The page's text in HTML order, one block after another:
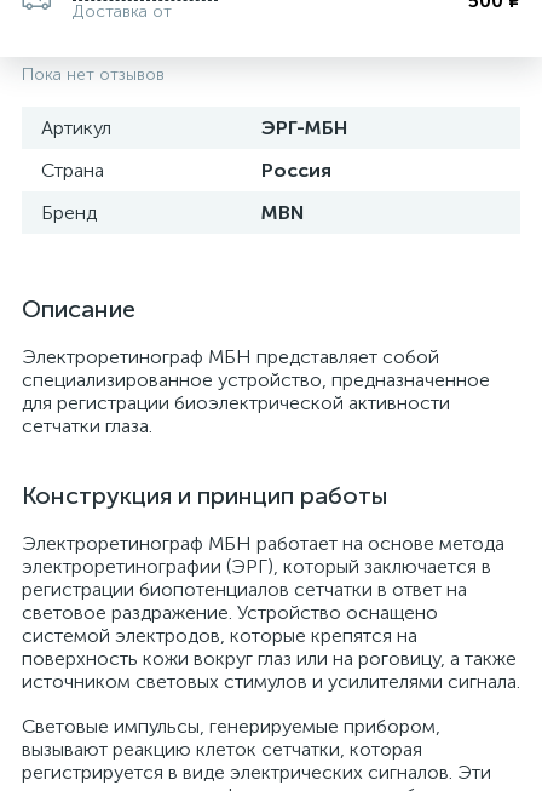
Доставка от
Пока нет отзывов
Артикул
ЭРГ-МБН
Страна
Россия
Бренд
MBN
Описание
Электроретинограф МБН представляет собой
специализированное устройство, предназначенное
для регистрации биоэлектрической активности
сетчатки глаза.
Конструкция и принцип работы
Электроретинограф МБН работает на основе метода
электроретинографии (ЭРГ), который заключается в
регистрации биопотенциалов сетчатки в ответ на
световое раздражение. Устройство оснащено
системой электродов, которые крепятся на
поверхность кожи вокруг глаз или на роговицу, а также
источником световых стимулов и усилителями сигнала.
Световые импульсы, генерируемые прибором,
вызывают реакцию клеток сетчатки, которая
регистрируется в виде электрических сигналов. Эти